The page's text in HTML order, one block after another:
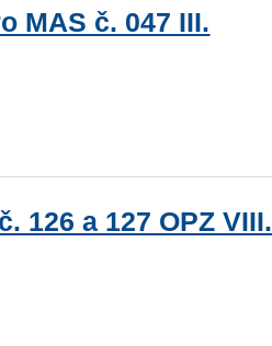
MAS č. 047 III.
126 a 127 OPZ VIII.